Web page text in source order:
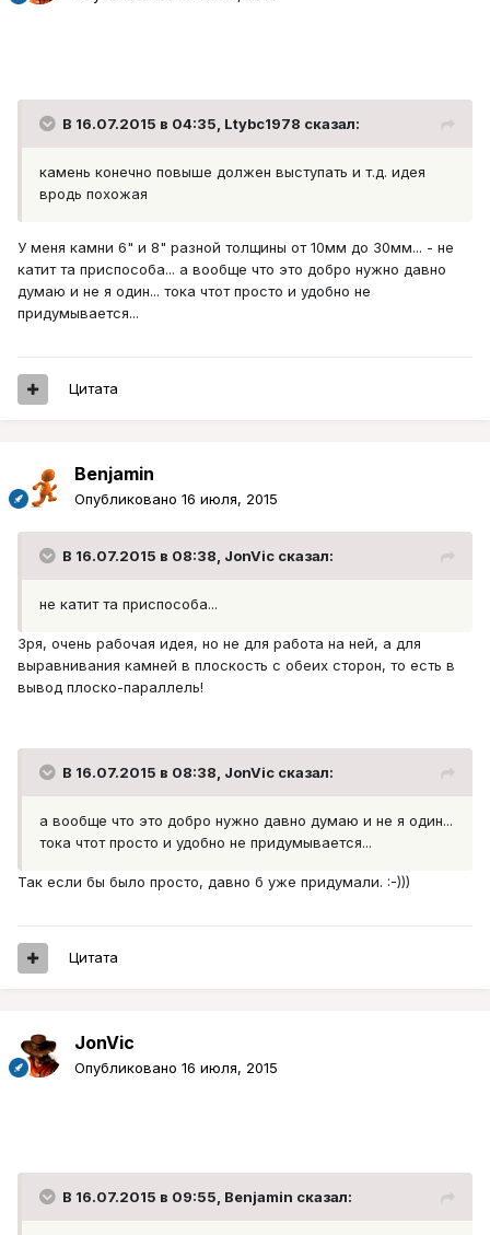
В 16.07.2015 в 04:35, Ltybc1978 сказал:
камень конечно повыше должен выступать и т.д. идея
вродь похожая
У меня камни 6" и 8" разной толщины от 10мм до 30мм... - не
катит та приспособа... а вообще что это добро нужно давно
думаю и не я один... тока чтот просто и удобно не
придумывается...
Цитата
Benjamin
Опубликовано 16 июля, 2015
В 16.07.2015 в 08:38, JonVic сказал:
не катит та приспособа...
Зря, очень рабочая идея, но не для работа на ней, а для
выравнивания камней в плоскость с обеих сторон, то есть в
вывод плоско-параллель!
В 16.07.2015 в 08:38, JonVic сказал:
а вообще что это добро нужно давно думаю и не я один...
тока чтот просто и удобно не придумывается...
Так если бы было просто, давно б уже придумали. :-)))
Цитата
JonVic
Опубликовано 16 июля, 2015
В 16.07.2015 в 09:55, Benjamin сказал: